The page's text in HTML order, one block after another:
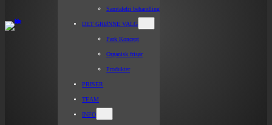
Samtalefri behandling
DET GRØNNE VALG
Park Koncept
Organisk frisør
Produkter
PRISER
TEAM
INFO